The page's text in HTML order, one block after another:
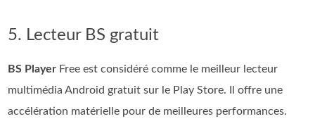
5. Lecteur BS gratuit
BS Player Free est considéré comme le meilleur lecteur
multimédia Android gratuit sur le Play Store. Il offre une
accélération matérielle pour de meilleures performances.